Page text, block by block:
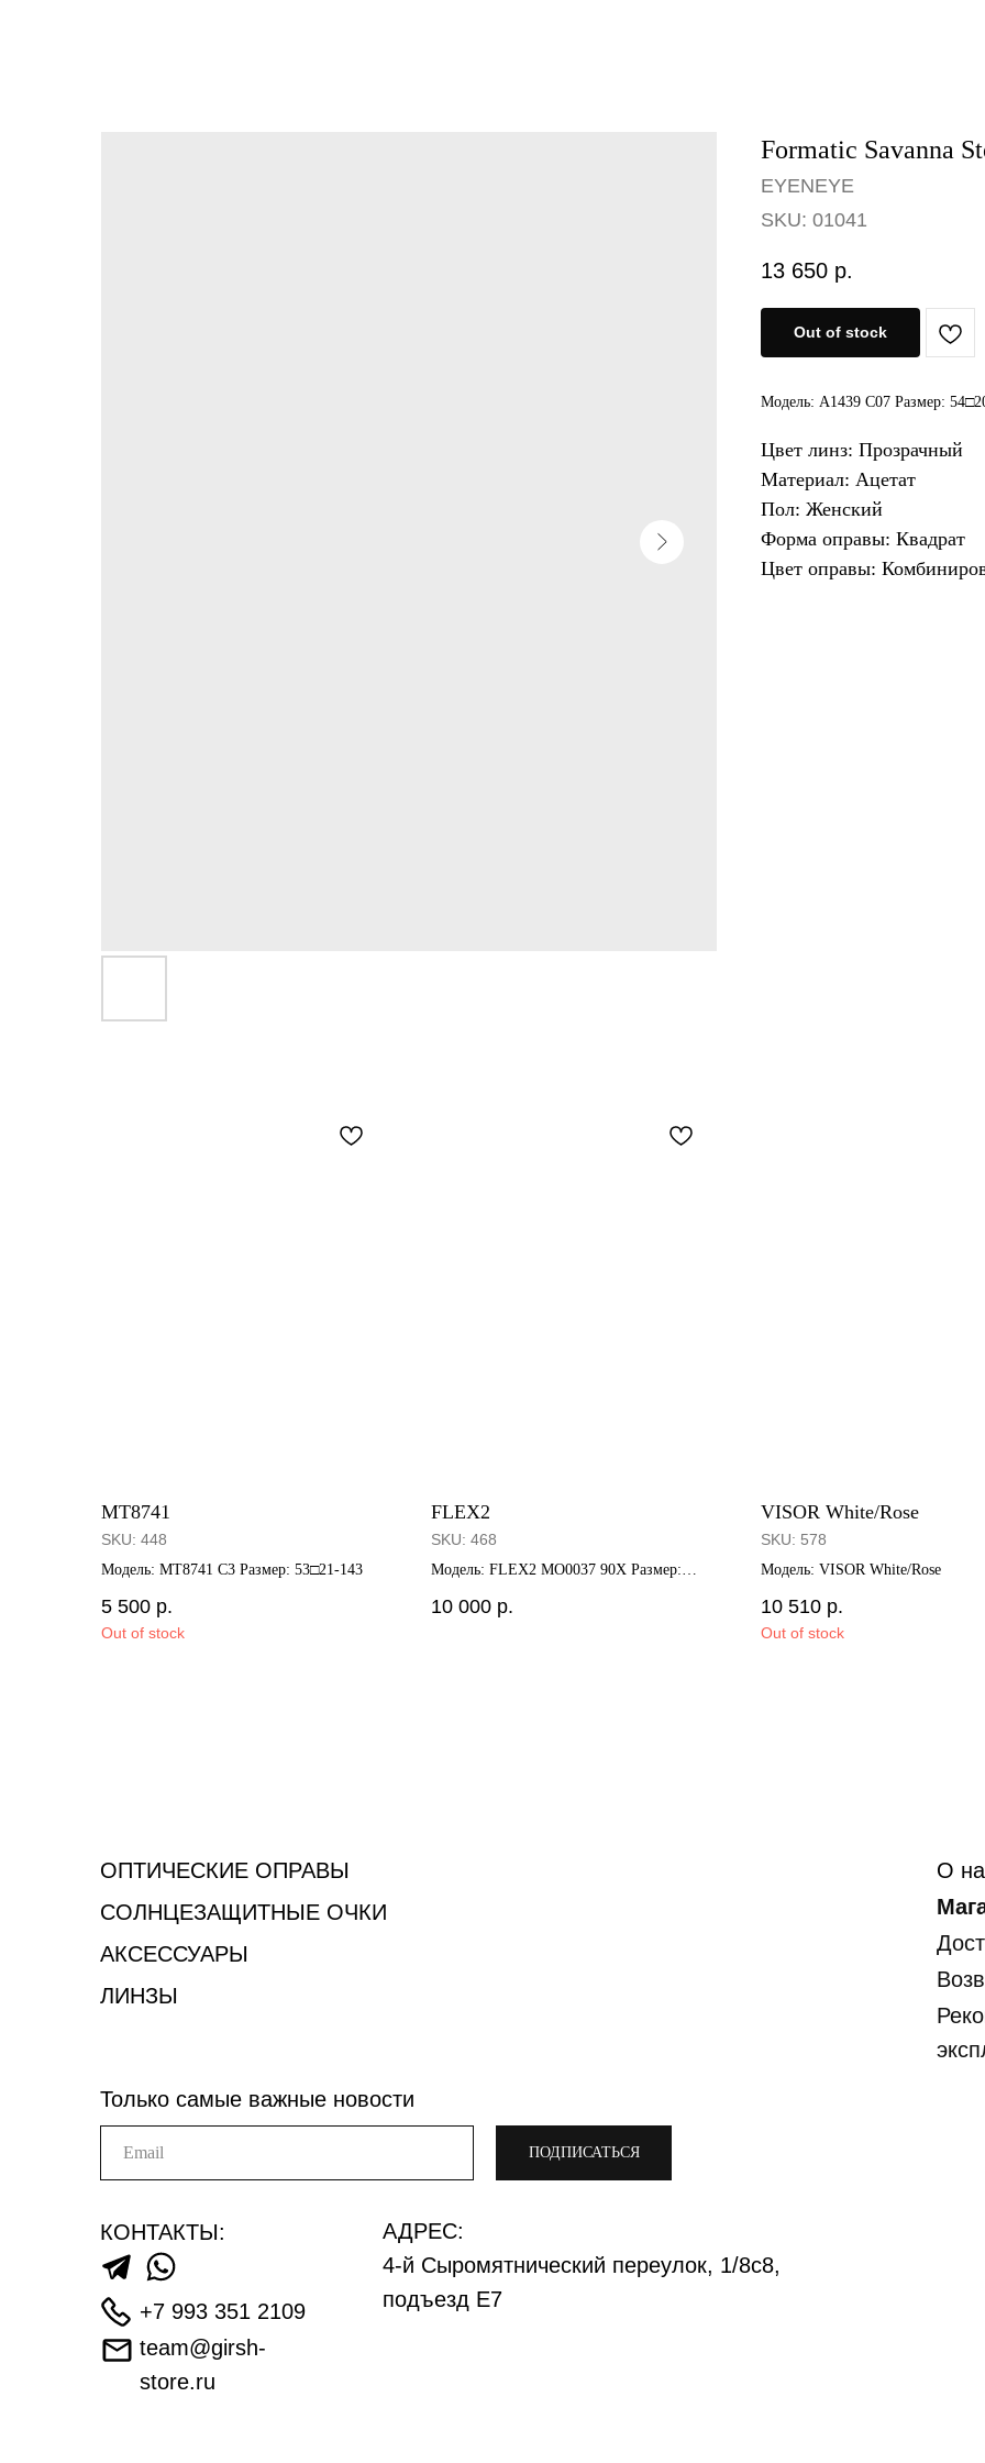
Formatic Savanna
EYENEYE
SKU: 01041
13 650 р.
Out of stock
Модель: A1439 C07 Размер:
Цвет линз: Прозрачный
Материал: Ацетат
Пол: Женский
Форма оправы: Квадрат
Цвет оправы:
MT8741
SKU: 448
Модель: MT8741 C3 Размер: 53□21-143
5 500 р.
Out of stock
FLEX2
SKU: 468
Модель: FLEX2 MO0037 90X Размер:
10 000 р.
VISOR White/Rose
SKU: 578
Модель: VISOR White/Rose
10 510 р.
Out of stock
ОПТИЧЕСКИЕ ОПРАВЫ
СОЛНЦЕЗАЩИТНЫЕ ОЧКИ
+7 993 351 2109
Только самые важные новости
ПОДПИСАТЬСЯ
4-й Сыромятнический переулок, 1/8с8,
подъезд Е7
АДРЕС:
О
team@girsh-
store.ru
КОНТАКТЫ:
ЛИНЗЫ
АКСЕССУАРЫ